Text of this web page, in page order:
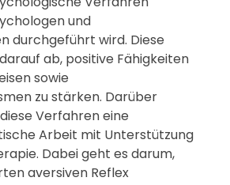
und
durchgeführt wird. Diese
ab, positive Fähigkeiten
sowie
zu stärken. Darüber
Verfahren eine
Arbeit mit Unterstützung
Dabei geht es darum,
aversiven Reflex